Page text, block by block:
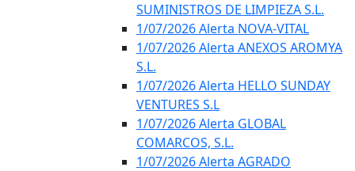
SUMINISTROS DE LIMPIEZA S.L.
1/07/2026 Alerta NOVA-VITAL
1/07/2026 Alerta ANEXOS AROMYA
S.L.
1/07/2026 Alerta HELLO SUNDAY
VENTURES S.L
1/07/2026 Alerta GLOBAL
COMARCOS, S.L.
1/07/2026 Alerta AGRADO